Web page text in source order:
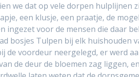
we dat op vele dorpen hulplijnen
een klusje, een praatje, de
ingezet voor de mensen die daar
bosjes Tulpen bij elk huishouden
de voordeur neergelegd, er werd
de deur de bloemen zag liggen,